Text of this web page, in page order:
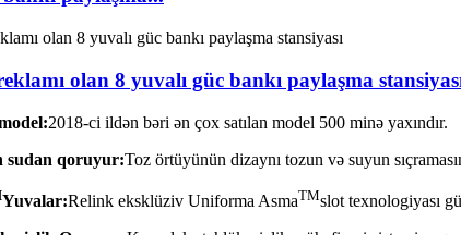
olan 8 yuvalı güc bankı paylaşma
2018-ci ildən bəri ən çox satılan model 500 minə yaxındır.
sudan qoruyur:Toz örtüyünün dizaynı tozun və suyun
Yuvalar:Relink eksklüziv Uniforma AsmaTMslot texnologiyası